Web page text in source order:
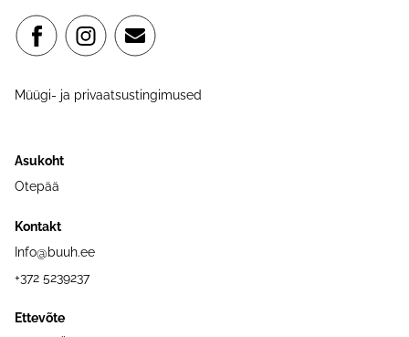
Müügi- ja privaatsustingimused
Asukoht
Otepää
Kontakt
Info@buuh.ee
+372 5239237
Ettevõte